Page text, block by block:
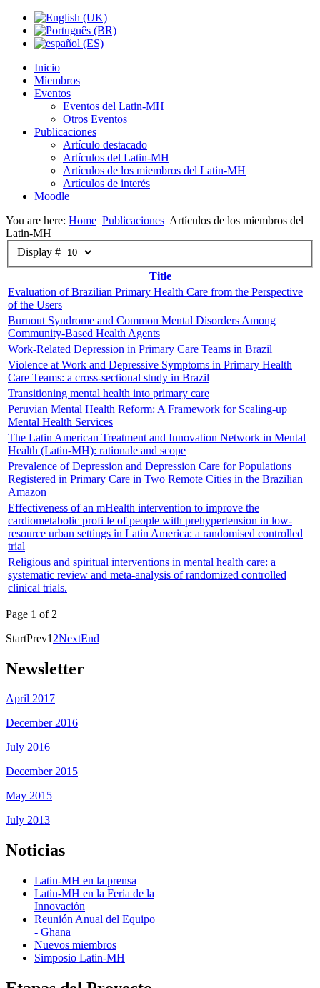
Inicio
Miembros
Eventos
Eventos del Latin-MH
Otros Eventos
Publicaciones
Artículo destacado
Artículos del Latin-MH
Artículos de los miembros del Latin-MH
Artículos de interés
Moodle
You are here: Home Publicaciones Artículos de los miembros del
Latin-MH
Display #
Title
Evaluation of Brazilian Primary Health Care from the Perspective
of the Users
Burnout Syndrome and Common Mental Disorders Among
Community-Based Health Agents
Work-Related Depression in Primary Care Teams in Brazil
Violence at Work and Depressive Symptoms in Primary Health
Care Teams: a cross-sectional study in Brazil
Transitioning mental health into primary care
Peruvian Mental Health Reform: A Framework for Scaling-up
Mental Health Services
The Latin American Treatment and Innovation Network in Mental
Health (Latin-MH): rationale and scope
Prevalence of Depression and Depression Care for Populations
Registered in Primary Care in Two Remote Cities in the Brazilian
Amazon
Effectiveness of an mHealth intervention to improve the
cardiometabolic profi le of people with prehypertension in low-
resource urban settings in Latin America: a randomised controlled
trial
Religious and spiritual interventions in mental health care: a
systematic review and meta-analysis of randomized controlled
clinical trials.
Page 1 of 2
StartPrev1 2NextEnd
Newsletter
April 2017
December 2016
July 2016
December 2015
May 2015
July 2013
Noticias
Latin-MH en la prensa
Latin-MH en la Feria de la
Innovación
Reunión Anual del Equipo
- Ghana
Nuevos miembros
Simposio Latin-MH